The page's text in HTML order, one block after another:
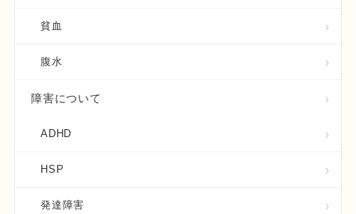
貧血
腹水
障害について
ADHD
HSP
発達障害